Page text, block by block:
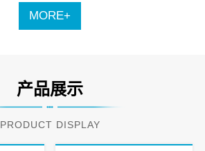
MORE+
产品展示
PRODUCT DISPLAY